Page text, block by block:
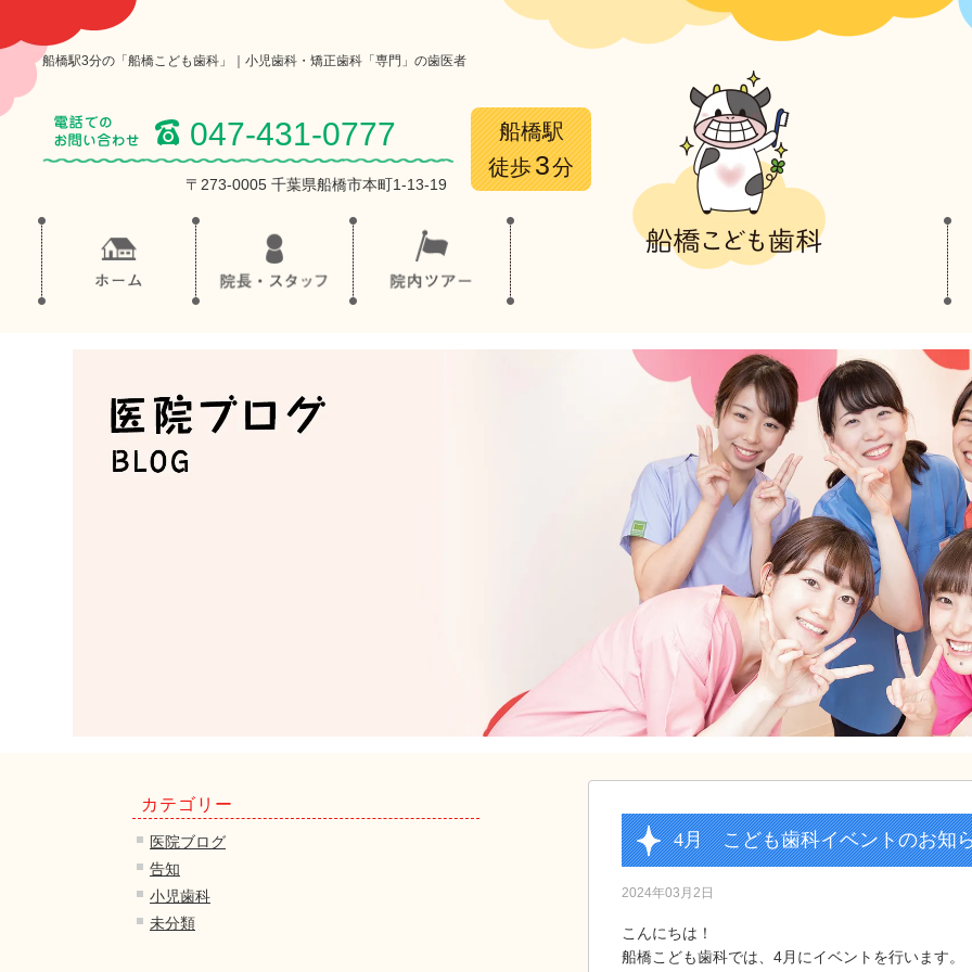
船橋駅3分の「船橋こども歯科」｜小児歯科・矯正歯科「専門」の歯医者
047-431-0777
〒273-0005 千葉県船橋市本町1-13-19
船橋駅
徒歩3分
カテゴリー
医院ブログ
告知
小児歯科
未分類
4月 こども歯科イベントのお知
2024年03月2日
こんにちは！
船橋こども歯科では、4月にイベントを行います。